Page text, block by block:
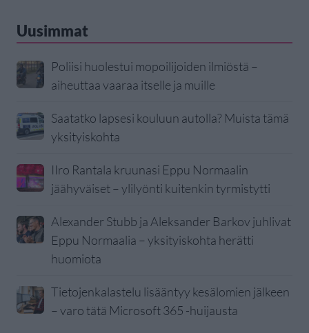
Uusimmat
Poliisi huolestui mopoilijoiden ilmiöstä –
aiheuttaa vaaraa itselle ja muille
Saatatko lapsesi kouluun autolla? Muista tämä
yksityiskohta
IIro Rantala kruunasi Eppu Normaalin
jäähyväiset – ylilyönti kuitenkin tyrmistytti
Alexander Stubb ja Aleksander Barkov juhlivat
Eppu Normaalia – yksityiskohta herätti
huomiota
Tietojenkalastelu lisääntyy kesälomien jälkeen
– varo tätä Microsoft 365 -huijausta